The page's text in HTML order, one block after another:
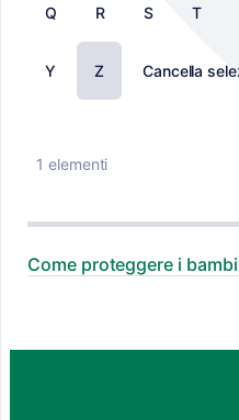
Q R S T
Y Z Cancella
1 elementi
Come proteggere i